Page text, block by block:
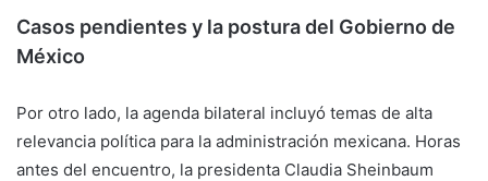
Casos pendientes y la postura del Gobierno de
México
Por otro lado, la agenda bilateral incluyó temas de alta
relevancia política para la administración mexicana. Horas
antes del encuentro, la presidenta Claudia Sheinbaum